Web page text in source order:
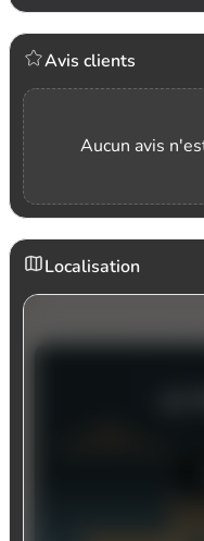
Avis clients
Aucun avis
Localisation